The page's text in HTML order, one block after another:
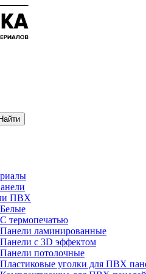
Найти
ПВХ
Белые
С термопечатью
Панели ламинированные
Панели с 3D эффектом
Панели потолочные
Пластиковые уголки для ПВХ